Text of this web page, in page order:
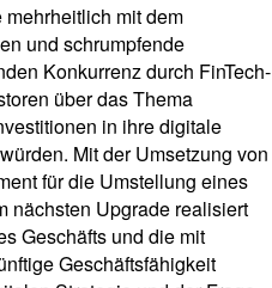
mit dem
und schrumpfende
Konkurrenz durch FinTech-
über das Thema
in ihre digitale
Mit der Umsetzung von
für die Umstellung eines
nächsten Upgrade realisiert
Geschäfts und die mit
Geschäftsfähigkeit